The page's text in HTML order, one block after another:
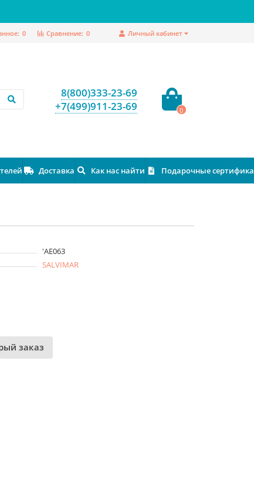
Личный кабинет
Сравнение: 0
0
8(800)333-23-69
+7(499)911-23-69
0
Доставка Как нас найти Подарочные
'AE063
SALVIMAR
заказ